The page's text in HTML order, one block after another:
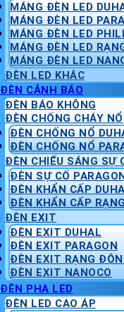
MÁNG ĐÈN LED
MÁNG ĐÈN LED
MÁNG ĐÈN LED
MÁNG ĐÈN LED
MÁNG ĐÈN LED
ĐÈN LED KHÁC
ĐÈN CẢNH BÁO
ĐÈN BÁO KHÔNG
ĐÈN CHỐNG CHÁY NỔ
ĐÈN CHỐNG NỔ
ĐÈN CHỐNG NỔ
ĐÈN CHIẾU SÁNG SỰ
ĐÈN SỰ CỐ
ĐÈN KHẨN CẤP
ĐÈN KHẨN CẤP
ĐÈN EXIT
ĐÈN EXIT DUHAL
ĐÈN EXIT PARAGON
ĐÈN EXIT RẠNG
ĐÈN EXIT NANOCO
ĐÈN PHA LED
ĐÈN LED CAO ÁP